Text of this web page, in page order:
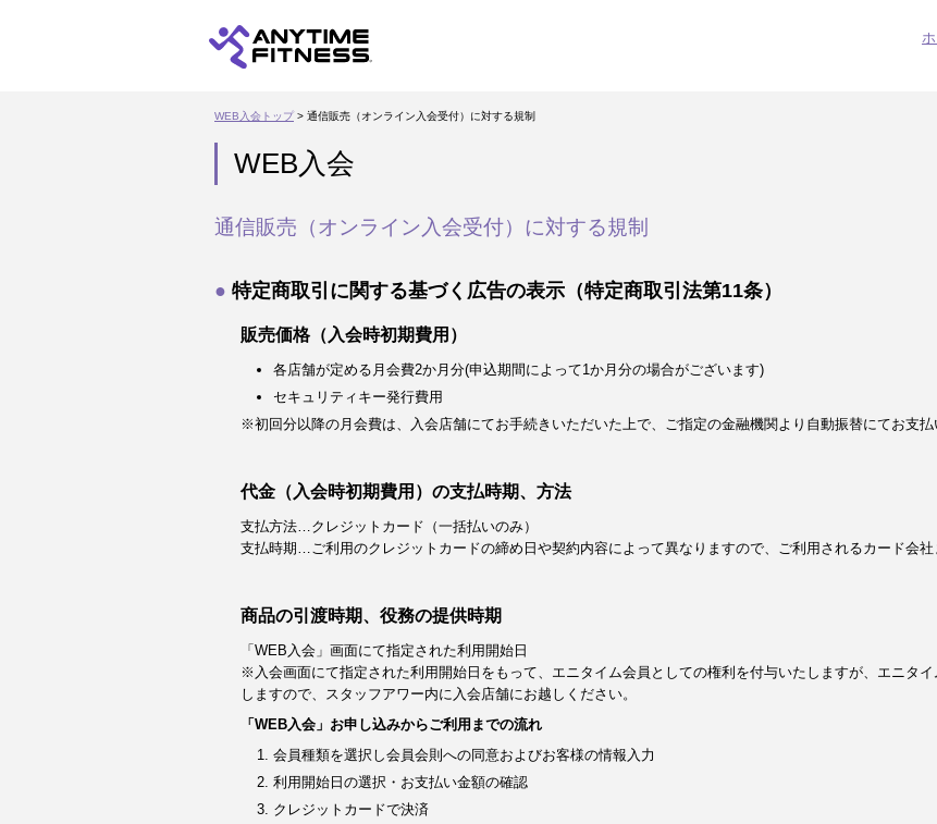
WEB入会トップ> 通信販売（オンライン入会受付）に対する規制
WEB入会
通信販売（オンライン入会受付）に対する規制
特定商取引に関する基づく広告の表示（特定商取引法第11条）
販売価格（入会時初期費用）
各店舗が定める月会費2か月分(申込期間によって1か月分の場合がございます)
セキュリティキー発行費用
※初回分以降の月会費は、入会店舗にてお手続きいただいた上で、ご指定の金融機関より自動振替にてお支払
代金（入会時初期費用）の支払時期、方法
支払方法…クレジットカード（一括払いのみ）
支払時期…ご利用のクレジットカードの締め日や契約内容によって異なりますので、ご利用されるカード会社
商品の引渡時期、役務の提供時期
「WEB入会」画面にて指定された利用開始日
※入会画面にて指定された利用開始日をもって、エニタイム会員としての権利を付与いたしますが、エニタ
しますので、スタッフアワー内に入会店舗にお越しください。
「WEB入会」お申し込みからご利用までの流れ
会員種類を選択し会員会則への同意およびお客様の情報入力
利用開始日の選択・お支払い金額の確認
クレジットカードで決済